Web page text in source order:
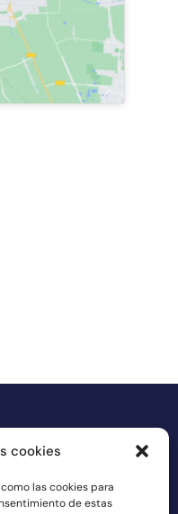
cookies
las cookies para
de estas